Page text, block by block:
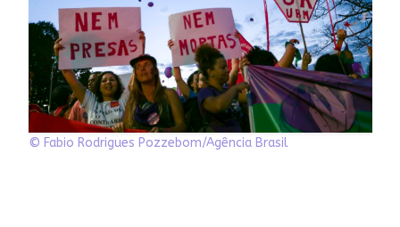
© Fabio Rodrigues Pozzebom/Agência Brasil